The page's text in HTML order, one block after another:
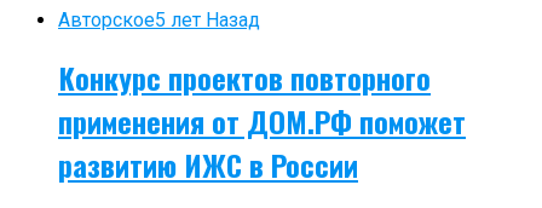
Авторское5 лет Назад
Конкурс проектов повторного
применения от ДОМ.РФ поможет
развитию ИЖС в России